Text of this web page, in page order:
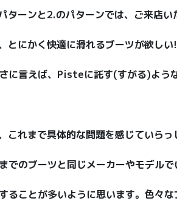
ターンと2.のパターンでは、ご来店い
とにかく快適に滑れるブーツが欲し
に言えば、Pisteに託す(すがる)よう
これまで具体的な問題を感じていら
でのブーツと同じメーカーやモデル
ることが多いように思います。色々